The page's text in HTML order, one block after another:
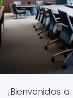
¡Bienvenidos a